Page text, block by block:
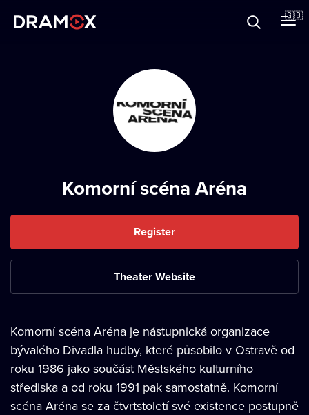
🇬🇧
Komorní scéna Aréna
Register
Theater Website
Komorní scéna Aréna je nástupnická organizace
bývalého Divadla hudby, které působilo v Ostravě od
roku 1986 jako součást Městského kulturního
střediska a od roku 1991 pak samostatně. Komorní
scéna Aréna se za čtvrtstoletí své existence postupně